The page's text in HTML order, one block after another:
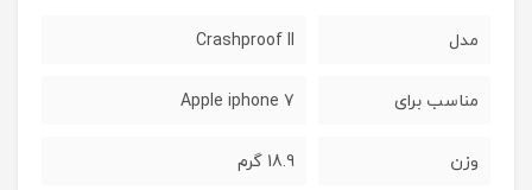
مدل Crashproof II
مناسب برای 7 Apple iphone
وزن 18.9 گرم